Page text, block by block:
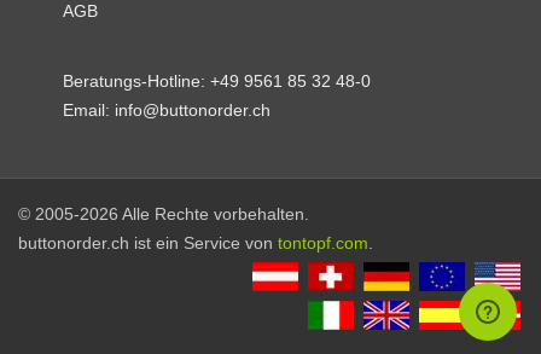
AGB
Beratungs-Hotline:+49 9561 85 32 48-0
Email: info@buttonorder.ch
© 2005-2026 Alle Rechte vorbehalten.
buttonorder.ch ist ein Service von tontopf.com.